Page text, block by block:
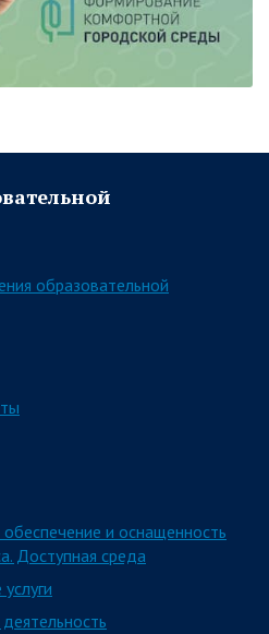
образовательной
и оснащенность
Доступная среда